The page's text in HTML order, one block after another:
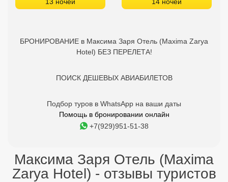
БРОНИРОВАНИЕ в Максима Заря Отель (Maxima Zarya
Hotel) БЕЗ ПЕРЕЛЕТА!
ПОИСК ДЕШЕВЫХ АВИАБИЛЕТОВ
Подбор туров в WhatsApp на ваши даты
Помощь в бронировании онлайн
+7(929)951-51-38
Максима Заря Отель (Maxima
Zarya Hotel) - отзывы туристов